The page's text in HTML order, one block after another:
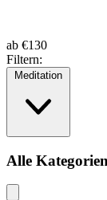
ab €130
Filtern:
Meditation
Alle Kategorien